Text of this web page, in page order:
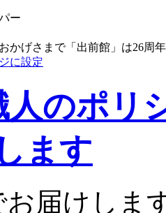
ー
かげさまで「出前館」は26周
に設定